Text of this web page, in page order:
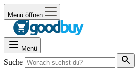
Menü öffnen
Menü
Suche